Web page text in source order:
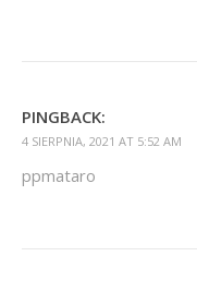
PINGBACK:
4 SIERPNIA, 2021 AT 5:52 AM
ppmataro